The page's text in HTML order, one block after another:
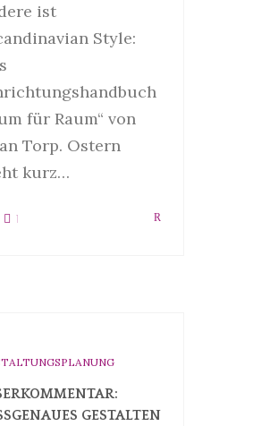
ist
Style:
für Raum“ von
Torp. Ostern
kurz…
1
GESTALTEN